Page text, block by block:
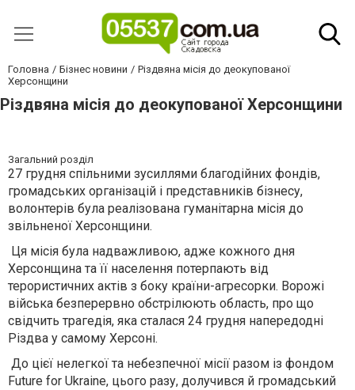
Головна Бізнес новини
Різдвяна місія до деокупованої
Херсонщини
Різдвяна місія до деокупованої Херсонщини
Загальний розділ
27 грудня спільними зусиллями благодійних фондів,
громадських організацій і представників бізнесу,
волонтерів була реалізована гуманітарна місія до
звільненої Херсонщини.
Ця місія була надважливою, адже кожного дня
Херсонщина та її населення потерпають від
терористичних актів з боку країни-агресорки. Ворожі
війська безперервно обстрілюють область, про що
свідчить трагедія, яка сталася 24 грудня напередодні
Різдва у самому Херсоні.
До цієї нелегкої та небезпечної місії разом із фондом
Future for Ukraine, цього разу, долучився й громадський